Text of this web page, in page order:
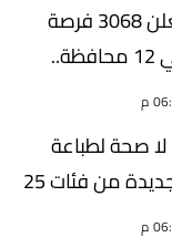
وزارة العمل تعلن 3068 فرصة
عمل جديدة في 12 محافظة..
2026
لا صحة لطباعة
عملات ورقية جديدة من فئات 25